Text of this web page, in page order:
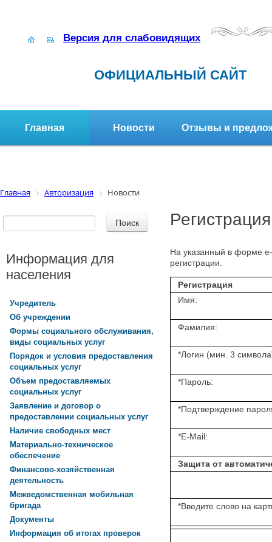
Версия для слабовидящих
ОФИЦИАЛЬНЫЙ САЙТ
Главная Новости Отзывы и
Главная Авторизация Новости
Регистрация
На указанный в форме
регистрации.
Регистрация
Имя:
Фамилия:
*Логин (мин. 3
*Пароль:
*Подтверждение
*E-Mail:
Защита от
*Введите слово на
Информация для
населения
Учредитель
Об учреждении
Формы социального обслуживания,
виды социальных услуг
Порядок и условия предоставления
социальных услуг
Объем предоставляемых
социальных услуг
Заявление и договор о
предоставлении социальных услуг
Наличие свободных мест
Материально-техническое
обеспечение
Финансово-хозяйственная
деятельность
Межведомственная мобильная
бригада
Документы
Информация об итогах проверок